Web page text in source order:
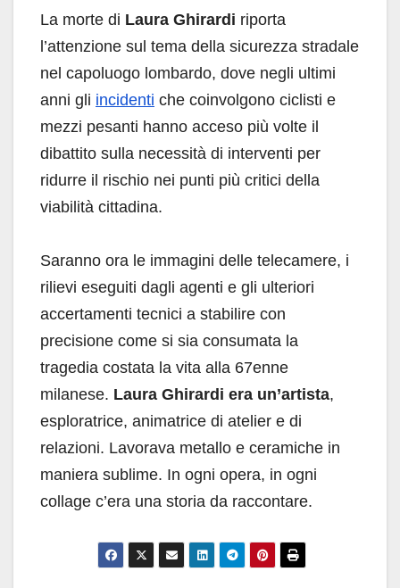
La morte di Laura Ghirardi riporta
l’attenzione sul tema della sicurezza stradale
nel capoluogo lombardo, dove negli ultimi
anni gli incidenti che coinvolgono ciclisti e
mezzi pesanti hanno acceso più volte il
dibattito sulla necessità di interventi per
ridurre il rischio nei punti più critici della
viabilità cittadina.
Saranno ora le immagini delle telecamere, i
rilievi eseguiti dagli agenti e gli ulteriori
accertamenti tecnici a stabilire con
precisione come si sia consumata la
tragedia costata la vita alla 67enne
milanese. Laura Ghirardi era un’artista,
esploratrice, animatrice di atelier e di
relazioni. Lavorava metallo e ceramiche in
maniera sublime. In ogni opera, in ogni
collage c’era una storia da raccontare.